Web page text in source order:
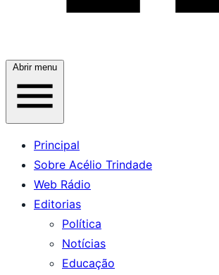
Abrir menu
Principal
Sobre Acélio Trindade
Web Rádio
Editorias
Política
Notícias
Educação